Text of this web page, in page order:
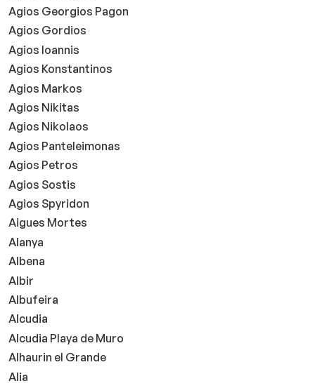
Agios Georgios Pagon
Agios Gordios
Agios Ioannis
Agios Konstantinos
Agios Markos
Agios Nikitas
Agios Nikolaos
Agios Panteleimonas
Agios Petros
Agios Sostis
Agios Spyridon
Aigues Mortes
Alanya
Albena
Albir
Albufeira
Alcudia
Alcudia Playa de Muro
Alhaurin el Grande
Alia